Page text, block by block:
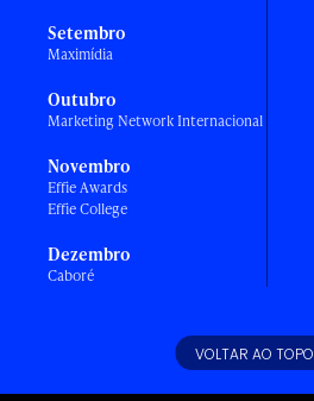
Setembro
Maximídia
Outubro
Marketing Network Internacional
Novembro
Effie Awards
Effie College
Dezembro
Caboré
VOLTAR AO TOPO